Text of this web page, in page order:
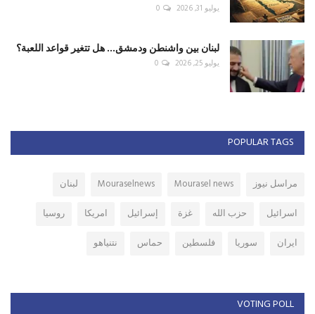
يوليو 31, 2026 0
لبنان بين واشنطن ودمشق... هل تتغير قواعد اللعبة؟
يوليو 25, 2026 0
POPULAR TAGS
مراسل نيوز Mourasel news
Mouraselnews
لبنان
اسرائيل
حزب الله غزة إسرائيل امريكا
روسيا
ايران
سوريا فلسطين حماس نتنياهو
VOTING POLL